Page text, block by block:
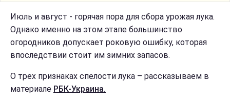
Июль и август - горячая пора для сбора урожая лука.
Однако именно на этом этапе большинство
огородников допускает роковую ошибку, которая
впоследствии стоит им зимних запасов.
О трех признаках спелости лука – рассказываем в
материале РБК-Украина.